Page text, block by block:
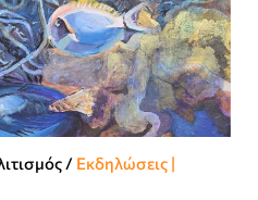
/ Εκδηλώσεις |